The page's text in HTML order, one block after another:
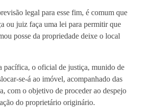
legal para esse fim, é comum que
ou juiz faça uma lei para permitir que
posse da propriedade deixe o local
pacífica, o oficial de justiça, munido de
se-á ao imóvel, acompanhado das
com o objetivo de proceder ao despejo
do proprietário originário.